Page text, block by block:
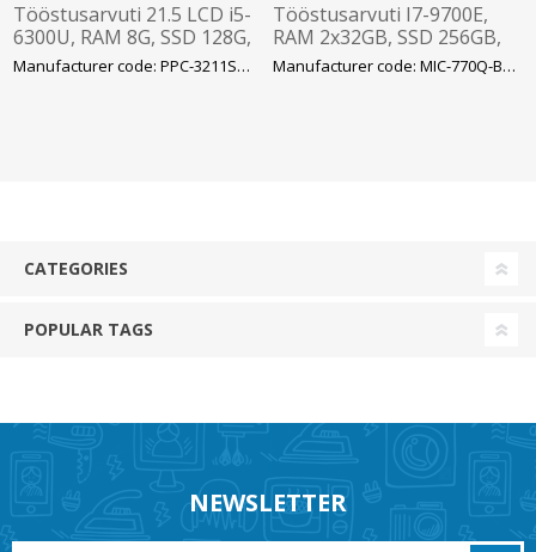
Tööstusarvuti 21.5 LCD i5-
6300U, RAM 8G, SSD 128G,
win 10 LTSC + adapter
Manufacturer code: PPC-3211SW-MART
Tööstusarvuti I7-9700E,
RAM 2x32GB, SSD 256GB,
2x4TB SSD, wall mount,
Manufacturer code: MIC-770Q-BTO
CATEGORIES
POPULAR TAGS
NEWSLETTER